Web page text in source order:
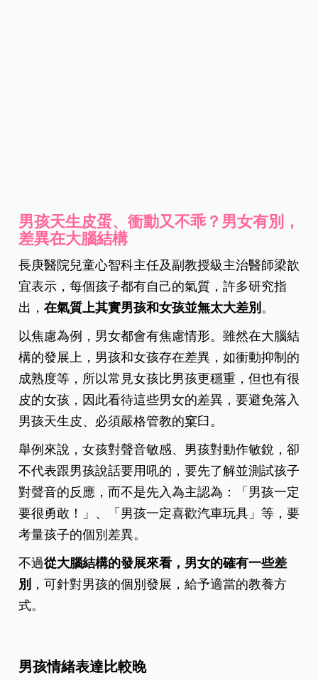
男孩天生皮蛋、衝動又不乖？男女有別，
差異在大腦結構
長庚醫院兒童心智科主任及副教授級主治醫師梁歆
宜表示，每個孩子都有自己的氣質，許多研究指
出，在氣質上其實男孩和女孩並無太大差別 。
以焦慮為例，男女都會有焦慮情形。雖然在大腦結
構的發展上，男孩和女孩存在差異，如衝動抑制的
成熟度等，所以常見女孩比男孩更穩重，但也有很
皮的女孩，因此看待這些男女的差異，要避免落入
男孩天生皮、必須嚴格管教的窠臼。
舉例來說，女孩對聲音敏感、男孩對動作敏銳，卻
不代表跟男孩說話要用吼的，要先了解並測試孩子
對聲音的反應，而不是先入為主認為：「男孩一定
要很勇敢！」、「男孩一定喜歡汽車玩具」等，要
考量孩子的個別差異。
不過從大腦結構的發展來看，男女的確有一些差
別 ，可針對男孩的個別發展，給予適當的教養方
式。
男孩情緒表達比較晚